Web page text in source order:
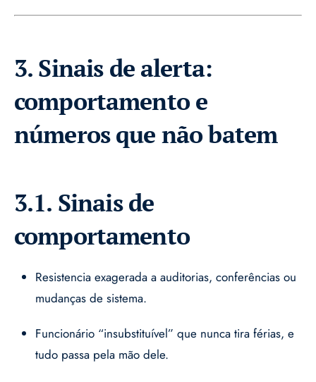
3. Sinais de alerta:
comportamento e
números que não batem
3.1. Sinais de
comportamento
Resistencia exagerada a auditorias, conferências ou
mudanças de sistema.
Funcionário “insubstituível” que nunca tira férias, e
tudo passa pela mão dele.